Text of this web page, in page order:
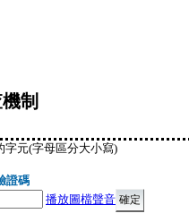
制
字元(字母區分大小寫)
證碼
播放圖檔聲音